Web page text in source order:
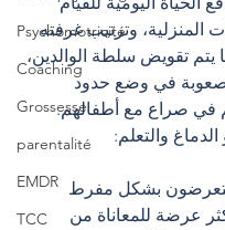
Psychomotricité
Coaching
Grossesse
parentalité
EMDR
TCC
المنزلية، وترتيب غرفته
يتم تقويض سلطة الوالدين،
صعوبة في وضع حدود
في صراع مع أطفالهم.
يتعرضون بشكل مفرط
عرضة للمعاناة من